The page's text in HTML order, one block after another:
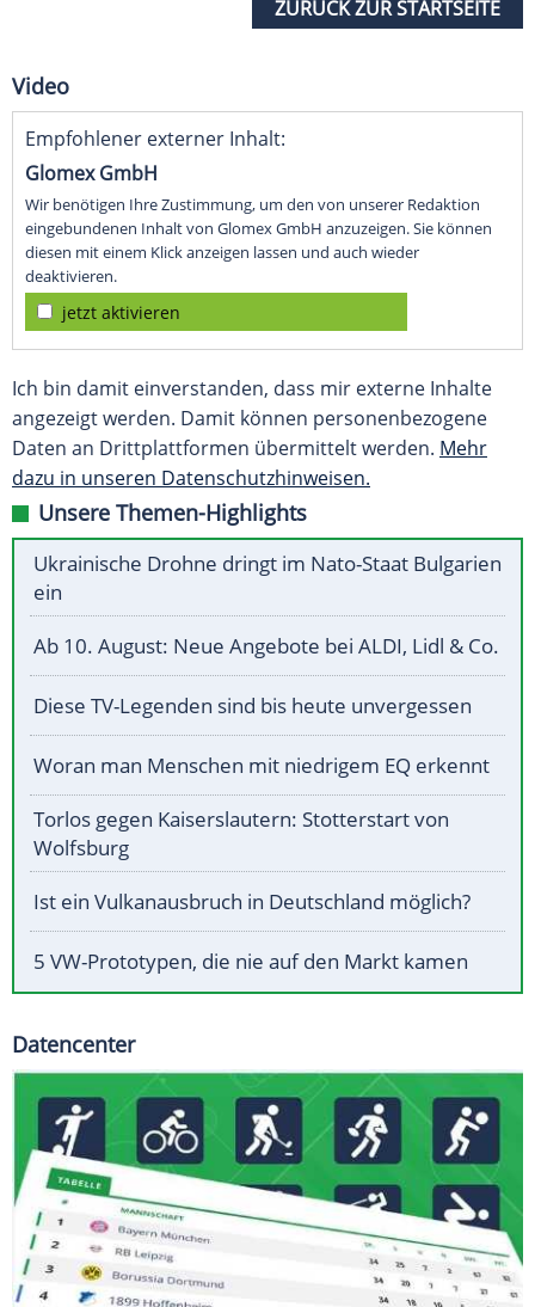
ZURÜCK ZUR STARTSEITE
Video
Empfohlener externer Inhalt:
Glomex GmbH
Wir benötigen Ihre Zustimmung, um den von unserer Redaktion
eingebundenen Inhalt von Glomex GmbH anzuzeigen. Sie können
diesen mit einem Klick anzeigen lassen und auch wieder
deaktivieren.
jetzt aktivieren
Ich bin damit einverstanden, dass mir externe Inhalte
angezeigt werden. Damit können personenbezogene
Daten an Drittplattformen übermittelt werden. Mehr
dazu in unseren Datenschutzhinweisen.
Unsere Themen-Highlights
Ukrainische Drohne dringt im Nato-Staat Bulgarien
ein
Ab 10. August: Neue Angebote bei ALDI, Lidl & Co.
Diese TV-Legenden sind bis heute unvergessen
Woran man Menschen mit niedrigem EQ erkennt
Torlos gegen Kaiserslautern: Stotterstart von
Wolfsburg
Ist ein Vulkanausbruch in Deutschland möglich?
5 VW-Prototypen, die nie auf den Markt kamen
Datencenter